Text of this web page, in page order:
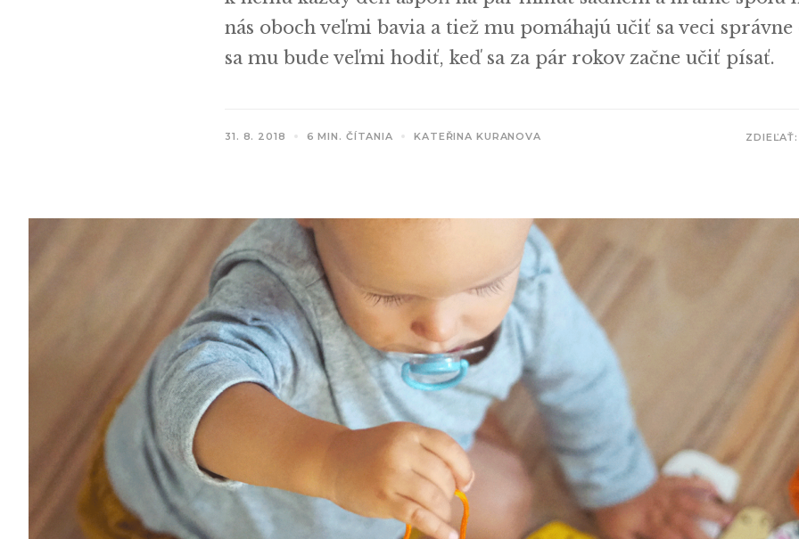
nás oboch veľmi bavia a tiež mu pomáhajú učiť sa veci
sa mu bude veľmi hodiť, keď sa za pár rokov začne učiť písať.
31. 8. 2018 6 MIN. ČÍTANIA KATEŘINA KURANOVA ZDIEĽAŤ: